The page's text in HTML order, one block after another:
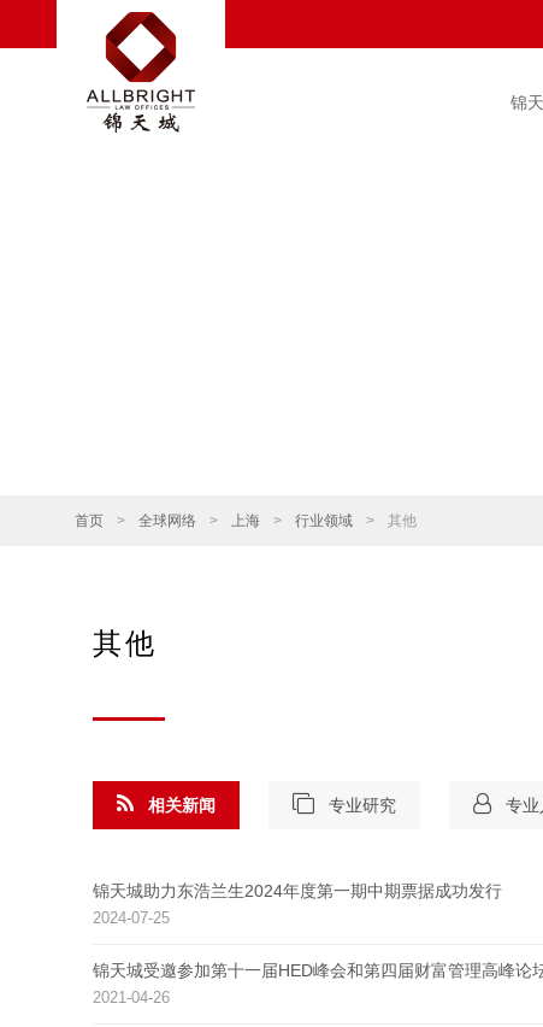
锦
首页 > 全球网络 > 上海 > 行业领域 > 其他
其他
相关新闻
锦天城助力东浩兰生2024年度第一期中期票据成功发行
2024-07-25
锦天城受邀参加第十一届HED峰会和第四届财富管理高峰论
2021-04-26
专业研究 专业